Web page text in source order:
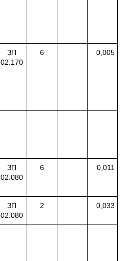
ЗП
02.170
6 0,005
ЗП
02.080
6 0,011
ЗП
02.080
2 0,033